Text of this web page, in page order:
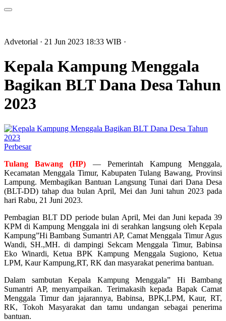
Advetorial · 21 Jun 2023 18:33 WIB ·
Kepala Kampung Menggala
Bagikan BLT Dana Desa Tahun
2023
Perbesar
Tulang Bawang (HP) — Pemerintah Kampung Menggala,
Kecamatan Menggala Timur, Kabupaten Tulang Bawang, Provinsi
Lampung. Membagikan Bantuan Langsung Tunai dari Dana Desa
(BLT-DD) tahap dua bulan April, Mei dan Juni tahun 2023 pada
hari Rabu, 21 Juni 2023.
Pembagian BLT DD periode bulan April, Mei dan Juni kepada 39
KPM di Kampung Menggala ini di serahkan langsung oleh Kepala
Kampung”Hi Bambang Sumantri AP, Camat Menggala Timur Agus
Wandi, SH.,MH. di dampingi Sekcam Menggala Timur, Babinsa
Eko Winardi, Ketua BPK Kampung Menggala Sugiono, Ketua
LPM, Kaur Kampung,RT, RK dan masyarakat penerima bantuan.
Dalam sambutan Kepala Kampung Menggala” Hi Bambang
Sumantri AP, menyampaikan. Terimakasih kepada Bapak Camat
Menggala Timur dan jajarannya, Babinsa, BPK,LPM, Kaur, RT,
RK, Tokoh Masyarakat dan tamu undangan sebagai penerima
bantuan.